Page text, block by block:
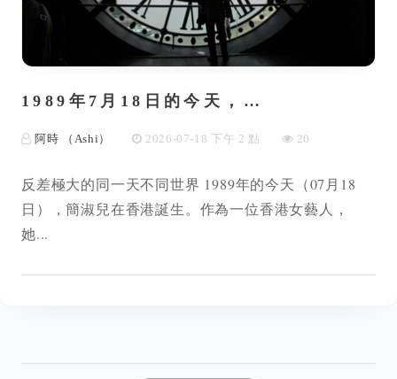
1989年7月18日的今天，…
阿時 （Ashi） 2026-07-18 下午 2 點 20
反差極大的同一天不同世界 1989年的今天（07月18
日），簡淑兒在香港誕生。作為一位香港女藝人，
她...